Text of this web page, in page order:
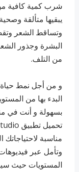
شرب كمية كافية
يبقيها متألقة
وتساقط الشعر
البشرة وجذور الشعر
من التلف.
و من أجل نمط
البدء بها من
بسهولة و أنت في
وتأمل عبر
المستويات حيث